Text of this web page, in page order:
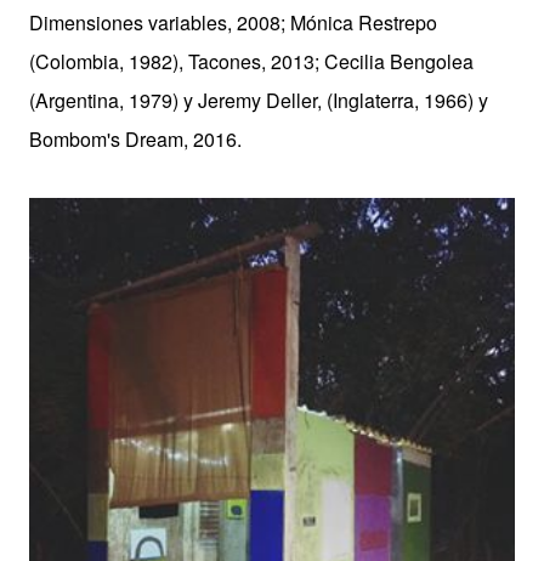
Dimensiones variables, 2008; Mónica Restrepo
(Colombia, 1982), Tacones, 2013; Cecilia Bengolea
(Argentina, 1979) y Jeremy Deller, (Inglaterra, 1966) y
Bombom's Dream, 2016.